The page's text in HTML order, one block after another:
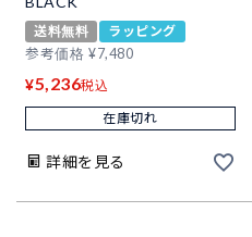
送料無料
ラッピング
参考価格 ¥7,480
¥5,236税込
在庫切れ
詳細を見る